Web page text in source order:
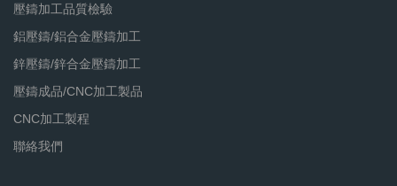
壓鑄加工品質檢驗
鋁壓鑄/鋁合金壓鑄加工
鋅壓鑄/鋅合金壓鑄加工
壓鑄成品/CNC加工製品
CNC加工製程
聯絡我們